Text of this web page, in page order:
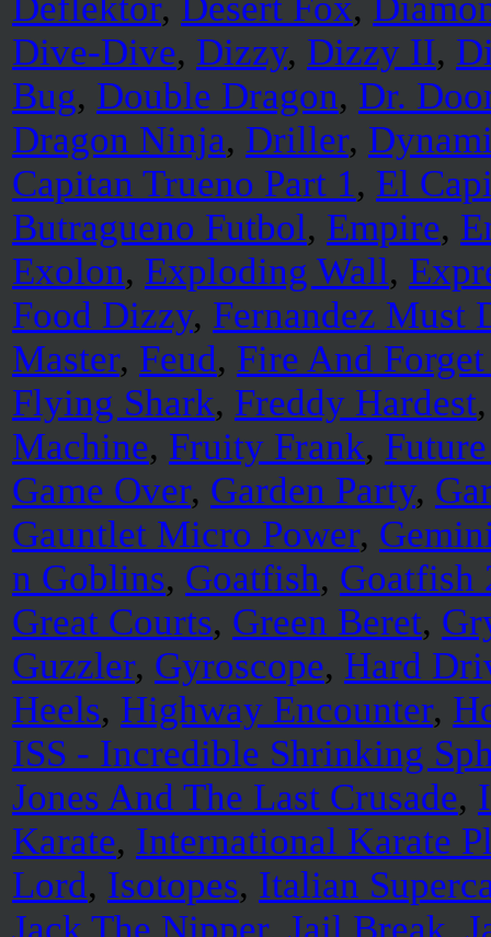
Dive-Dive, Dizzy, Dizzy II,
Bug, Double Dragon, Dr.
Dragon Ninja, Driller,
Capitan Trueno Part 1, El
Butragueno Futbol, Empire,
Exolon, Exploding Wall,
Food Dizzy, Fernandez Must
Master, Feud, Fire And
Flying Shark, Freddy Hardest
Machine, Fruity Frank,
Game Over, Garden Party,
Gauntlet Micro Power,
n Goblins, Goatfish, Goatfish
Great Courts, Green Beret,
Guzzler, Gyroscope, Hard
Heels, Highway Encounter,
ISS - Incredible Shrinking
Jones And The Last Crusade,
Karate, International Karate
Lord, Isotopes, Italian